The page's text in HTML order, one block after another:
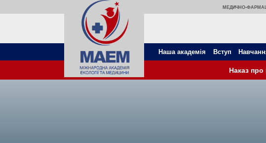
МЕДИЧНО-
Наша академія Вступ
Наказ про